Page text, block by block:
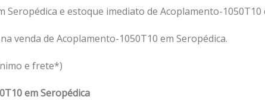
e estoque imediato de Acoplamento-1050T10
venda de Acoplamento-1050T10 em Seropédica.
e frete*)
em Seropédica